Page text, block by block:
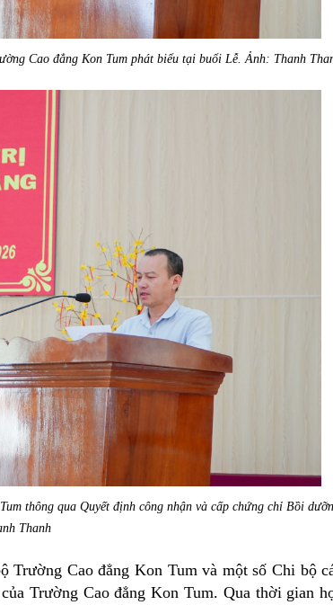
Cao đẳng Kon Tum phát biểu tại buổi Lễ. Ảnh: Thanh
thông qua Quyết định công nhận và cấp chứng chỉ Bồi
Thanh
Trường Cao đẳng Kon Tum và một số Chi bộ
Trường Cao đẳng Kon Tum. Qua thời gian